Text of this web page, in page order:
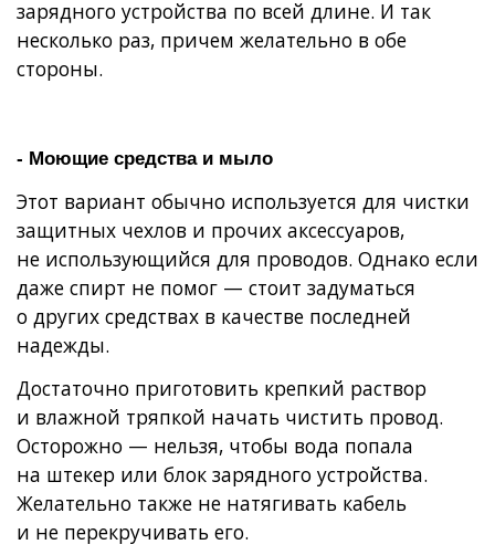
зарядного устройства по всей длине. И так
несколько раз, причем желательно в обе
стороны.
- Моющие средства и мыло
Этот вариант обычно используется для чистки
защитных чехлов и прочих аксессуаров,
не использующийся для проводов. Однако если
даже спирт не помог — стоит задуматься
о других средствах в качестве последней
надежды.
Достаточно приготовить крепкий раствор
и влажной тряпкой начать чистить провод.
Осторожно — нельзя, чтобы вода попала
на штекер или блок зарядного устройства.
Желательно также не натягивать кабель
и не перекручивать его.